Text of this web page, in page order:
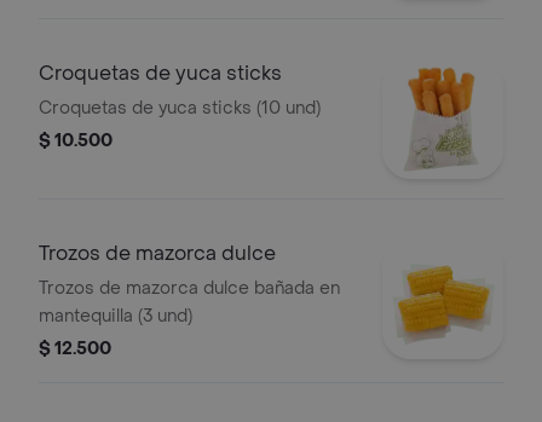
Croquetas de yuca sticks
Croquetas de yuca sticks (10 und)
$ 10.500
Trozos de mazorca dulce
Trozos de mazorca dulce bañada en
mantequilla (3 und)
$ 12.500